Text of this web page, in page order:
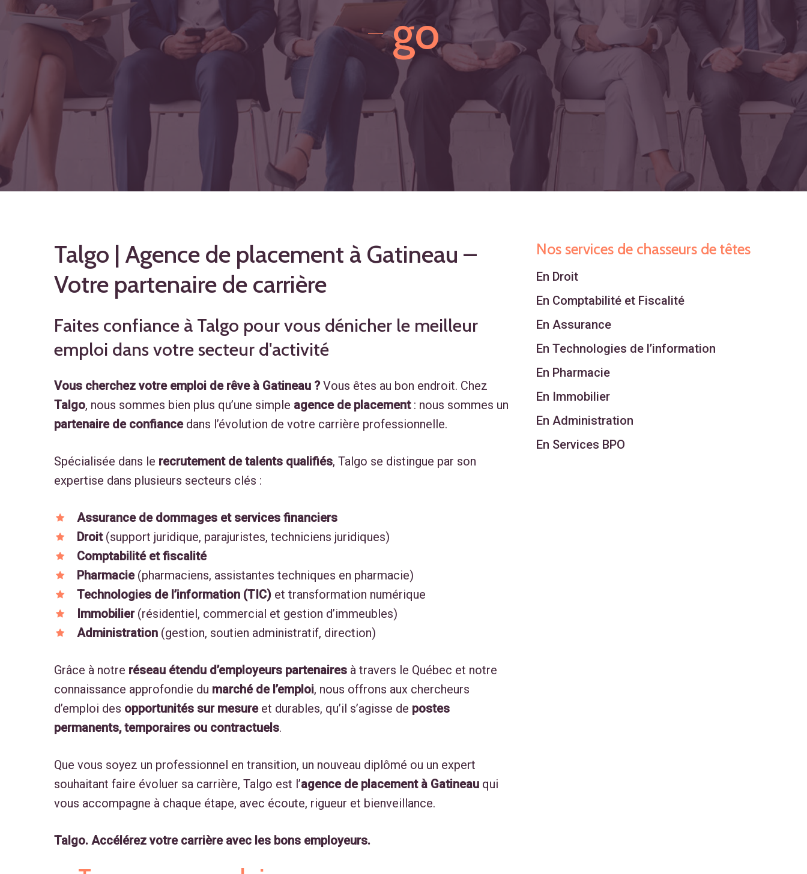
go
Talgo | Agence de placement à Gatineau –
Votre partenaire de carrière
Faites confiance à Talgo pour vous dénicher le meilleur
emploi dans votre secteur d'activité
Vous cherchez votre emploi de rêve à Gatineau ?Vous êtes au bon endroit. Chez
Talgo, nous sommes bien plus qu’une simple agence de placement: nous sommes un
partenaire de confiancedans l’évolution de votre carrière professionnelle.
Spécialisée dans le recrutement de talents qualifiés, Talgo se distingue par son
expertise dans plusieurs secteurs clés :
Assurance de dommages et services financiers
Droit(support juridique, parajuristes, techniciens juridiques)
Comptabilité et fiscalité
Pharmacie(pharmaciens, assistantes techniques en pharmacie)
Technologies de l’information (TIC) et transformation numérique
Immobilier(résidentiel, commercial et gestion d’immeubles)
Administration (gestion, soutien administratif, direction)
Grâce à notre réseau étendu d’employeurs partenaires à travers le Québec et notre
connaissance approfondie du marché de l’emploi, nous offrons aux chercheurs
d’emploi des opportunités sur mesureet durables, qu’il s’agisse de postes
permanents, temporaires ou contractuels.
Que vous soyez un professionnel en transition, un nouveau diplômé ou un expert
souhaitant faire évoluer sa carrière, Talgo est l’agence de placement à Gatineau qui
vous accompagne à chaque étape, avec écoute, rigueur et bienveillance.
Talgo. Accélérez votre carrière avec les bons employeurs.
Nos services de chasseurs de têtes
En Droit
En Comptabilité et Fiscalité
En Assurance
En Technologies de l’information
En Pharmacie
En Immobilier
En Administration
En Services BPO